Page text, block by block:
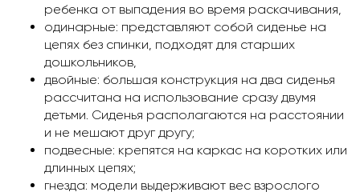
ребенка от выпадения во время раскачивания,
одинарные: представляют собой сиденье на
цепях без спинки, подходят для старших
дошкольников,
двойные: большая конструкция на два сиденья
рассчитана на использование сразу двумя
детьми. Сиденья располагаются на расстоянии
и не мешают друг другу;
подвесные: крепятся на каркас на коротких или
длинных цепях;
гнезда: модели выдерживают вес взрослого